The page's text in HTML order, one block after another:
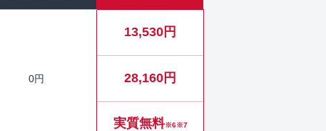
0円
13,530円
28,160円
実質無料※6※7